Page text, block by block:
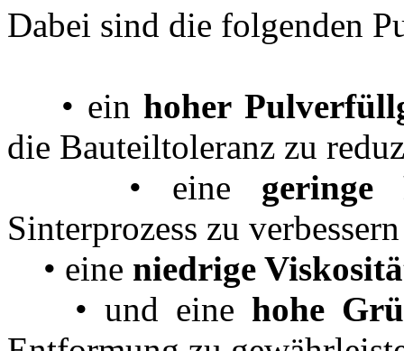
Dabei sind die folgenden
• ein hoher
die Bauteiltoleranz zu
• eine geringe
Sinterprozess zu verbessern
• eine niedrige
• und eine hohe